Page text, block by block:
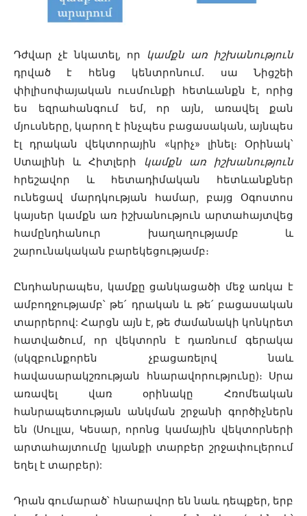
Դժվար չէ նկատել, որ
կամքն առ իշխանություն
դրված է հենց կենտրոնում. սա Նիցշեի
փիլիսոփայական ուսմունքի հետևանքն է, որից
ես եզրահանգում եմ, որ այն, առավել քան
մյուսները, կարող է ինչպես բացասական, այնպես
էլ դրական վեկտորային «կրիչ» լինել։ Օրինակ՝
Ստալինի և Հիտլերի
կամքն առ իշխանություն
հրեշավոր և հետադիմական հետևանքներ
ունեցավ մարդկության համար, բայց Օգոստոս
կայսեր կամքն առ իշխանություն արտահայտվեց
համընդհանուր խաղաղությամբ և
շարունակական բարեկեցությամբ։
Ընդհանրապես, կամքը ցանկացածի մեջ առկա է
ամբողջությամբ՝ թե՛ դրական և թե՛ բացասական
տարրերով: Հարցն այն է, թե ժամանակի կոնկրետ
հատվածում, որ վեկտորն է դառնում գերակա
(սկզբունքորեն չբացառելով նաև
հավասարակշռության հնարավորությունը)։ Սրա
առավել վառ օրինակը Հռոմեական
հանրապետության անկման շրջանի գործիչներն
են (Սուլլա, Կեսար, որոնց կամային վեկտորների
արտահայտումը կյանքի տարբեր շրջափուլերում
եղել է տարբեր):
Դրան գումարած՝ հնարավոր են նաև դեպքեր, երբ